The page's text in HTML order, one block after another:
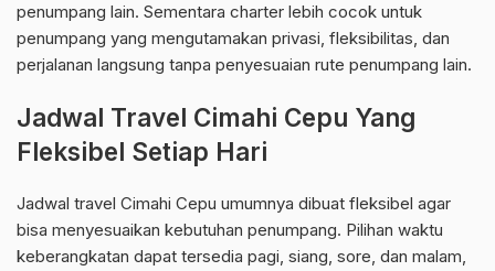
penumpang lain. Sementara charter lebih cocok untuk
penumpang yang mengutamakan privasi, fleksibilitas, dan
perjalanan langsung tanpa penyesuaian rute penumpang lain.
Jadwal Travel Cimahi Cepu Yang
Fleksibel Setiap Hari
Jadwal travel Cimahi Cepu umumnya dibuat fleksibel agar
bisa menyesuaikan kebutuhan penumpang. Pilihan waktu
keberangkatan dapat tersedia pagi, siang, sore, dan malam,